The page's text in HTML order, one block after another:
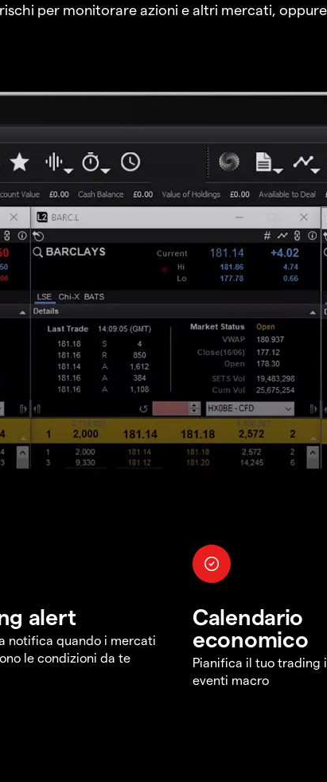
per monitorare azioni e altri mercati,
alert
notifica quando i mercati
le condizioni da te
Calendario
economico
Pianifica il tuo trading
eventi macro